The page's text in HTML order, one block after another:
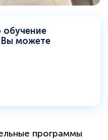
Вы можете
программы